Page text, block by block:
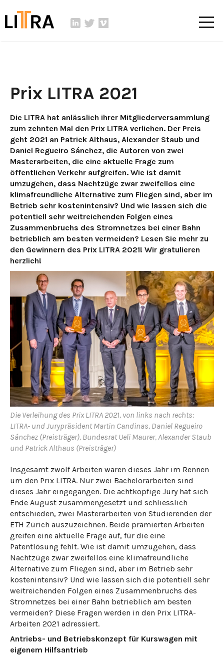
Prix LITRA 2021
Die LITRA hat anlässlich ihrer Mitgliederversammlung
zum zehnten Mal den Prix LITRA verliehen. Der Preis
geht 2021 an Patrick Althaus, Alexander Staub und
Daniel Regueiro Sánchez, die Autoren von zwei
Masterarbeiten, die eine aktuelle Frage zum
öffentlichen Verkehr aufgreifen. Wie ist damit
umzugehen, dass Nachtzüge zwar zweifellos eine
klimafreundliche Alternative zum Fliegen sind, aber im
Betrieb sehr kostenintensiv? Und wie lassen sich die
potentiell sehr weitreichenden Folgen eines
Zusammenbruchs des Stromnetzes bei einer Bahn
betrieblich am besten vermeiden? Lesen Sie mehr zu
den Gewinnern des Prix LITRA 2021! Wir gratulieren
herzlich!
Die Verleihung des Prix LITRA 2021, von links nach rechts:
LITRA- und Jurypräsident Martin Candinas, Daniel Regueiro
Sánchez (Preisträger), Bundesrat Ueli Maurer, Alexander Staub
und Patrick Althaus (Preisträger)
Insgesamt zwölf Arbeiten waren dieses Jahr im Rennen
um den Prix LITRA. Nur zwei Bachelorarbeiten sind
dieses Jahr eingegangen. Die achtköpfige Jury hat sich
Ende August zusammengesetzt und schliesslich
entschieden, zwei Masterarbeiten von Studierenden der
ETH Zürich auszuzeichnen. Beide prämierten Arbeiten
greifen eine aktuelle Frage auf, für die eine
Patentlösung fehlt. Wie ist damit umzugehen, dass
Nachtzüge zwar zweifellos eine klimafreundliche
Alternative zum Fliegen sind, aber im Betrieb sehr
kostenintensiv? Und wie lassen sich die potentiell sehr
weitreichenden Folgen eines Zusammenbruchs des
Stromnetzes bei einer Bahn betrieblich am besten
vermeiden? Diese Fragen werden in den Prix LITRA-
Arbeiten 2021 adressiert.
Antriebs- und Betriebskonzept für Kurswagen mit
eigenem Hilfsantrieb